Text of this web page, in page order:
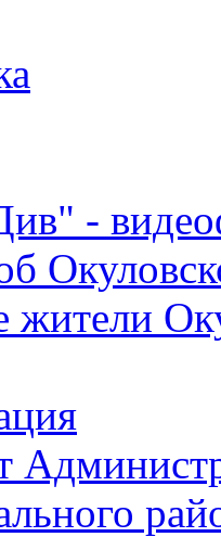
-
жители